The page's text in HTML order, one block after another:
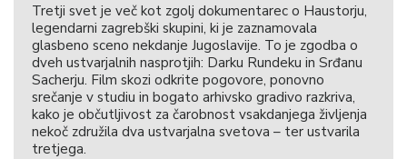
Tretji svet je več kot zgolj dokumentarec o Haustorju,
legendarni zagrebški skupini, ki je zaznamovala
glasbeno sceno nekdanje Jugoslavije. To je zgodba o
dveh ustvarjalnih nasprotjih: Darku Rundeku in Srđanu
Sacherju. Film skozi odkrite pogovore, ponovno
srečanje v studiu in bogato arhivsko gradivo razkriva,
kako je občutljivost za čarobnost vsakdanjega življenja
nekoč združila dva ustvarjalna svetova – ter ustvarila
tretjega.